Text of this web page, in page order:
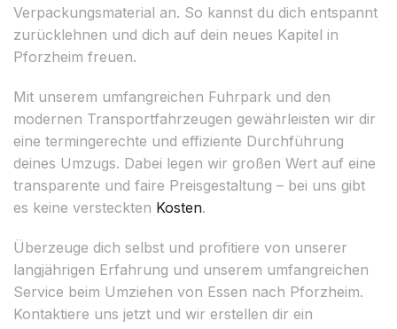
Verpackungsmaterial an. So kannst du dich entspannt
zurücklehnen und dich auf dein neues Kapitel in
Pforzheim freuen.
Mit unserem umfangreichen Fuhrpark und den
modernen Transportfahrzeugen gewährleisten wir dir
eine termingerechte und effiziente Durchführung
deines Umzugs. Dabei legen wir großen Wert auf eine
transparente und faire Preisgestaltung – bei uns gibt
es keine versteckten Kosten.
Überzeuge dich selbst und profitiere von unserer
langjährigen Erfahrung und unserem umfangreichen
Service beim Umziehen von Essen nach Pforzheim.
Kontaktiere uns jetzt und wir erstellen dir ein